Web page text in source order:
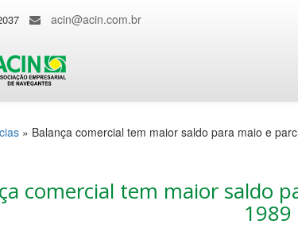
acin@acin.com.br
» Balança comercial tem maior saldo para maio e
comercial tem maior saldo
1989